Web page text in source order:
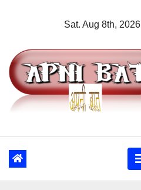
Sat. Aug 8th, 2026